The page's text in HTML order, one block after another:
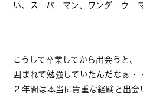
い、スーパーマン、ワンダーウー
こうして卒業してから出会うと、
囲まれて勉強していたんだなぁ・
２年間は本当に貴重な経験と出会